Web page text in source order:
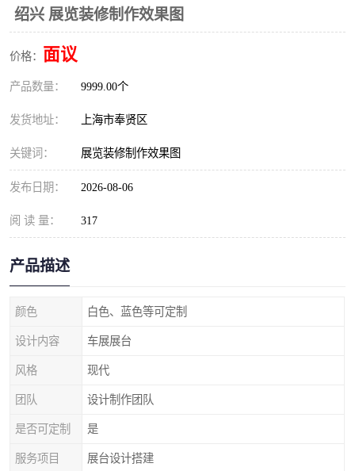
绍兴 展览装修制作效果图
价格： 面议
产品数量： 9999.00个
发货地址： 上海市奉贤区
关键词： 展览装修制作效果图
发布日期： 2026-08-06
阅 读 量： 317
产品描述
颜色 白色、蓝色等可定制
设计内容 车展展台
风格 现代
团队 设计制作团队
是否可定制 是
服务项目 展台设计搭建